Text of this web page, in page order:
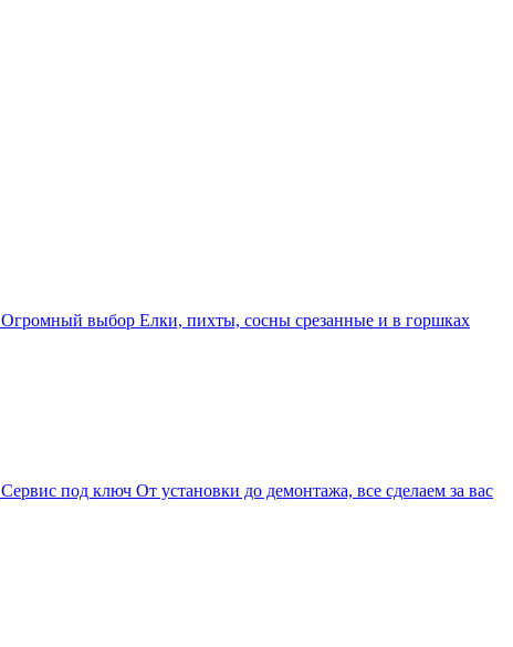
Огромный выбор Елки, пихты, сосны срезанные и в горшках
Сервис под ключ От установки до демонтажа, все сделаем за вас